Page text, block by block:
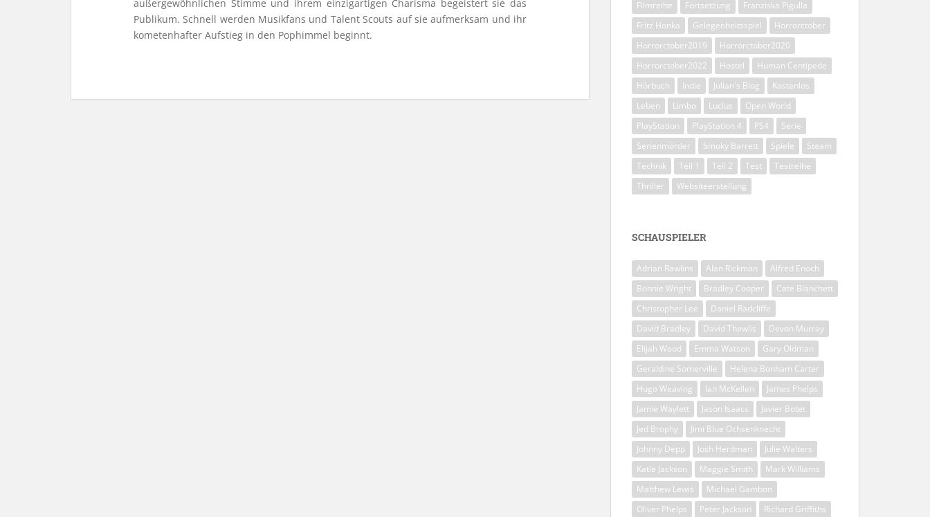
außergewöhnlichen Stimme und ihrem einzigartigen Charisma begeistert sie das
Publikum. Schnell werden Musikfans und Talent Scouts auf sie aufmerksam und ihr
kometenhafter Aufstieg in den Pophimmel beginnt.
Filmreihe
Fortsetzung
Franziska Pigulla
Fritz Honka
Gelegenheitsspiel
Horrorctober
Horrorctober2019
Horrorctober2020
Horrorctober2022
Hostel
Human Centipede
Hörbuch
Indie Julian's Blog
Kostenlos
Leben
Limbo Lucius
Open World
PlayStation
PlayStation 4 PS4
Serie
Serienmörder
Smoky Barrett Spiele
Steam
Technik
Teil 1 Teil 2 Test
Testreihe
Thriller
Websiteerstellung
SCHAUSPIELER
Adrian Rawlins Alan Rickman
Alfred Enoch
Bonnie Wright
Bradley Cooper
Cate Blanchett
Christopher Lee
Daniel Radcliffe
David Bradley
David Thewlis
Devon Murray
Elijah Wood
Emma Watson
Gary Oldman
Geraldine Somerville
Helena Bonham Carter
Hugo Weaving
Ian McKellen
James Phelps
Jamie Waylett
Jason Isaacs
Javier Botet
Jed Brophy
Jimi Blue Ochsenknecht
Johnny Depp
Josh Herdman
Julie Walters
Katie Jackson
Maggie Smith
Mark Williams
Matthew Lewis
Michael Gambon
Oliver Phelps
Peter Jackson
Richard Griffiths